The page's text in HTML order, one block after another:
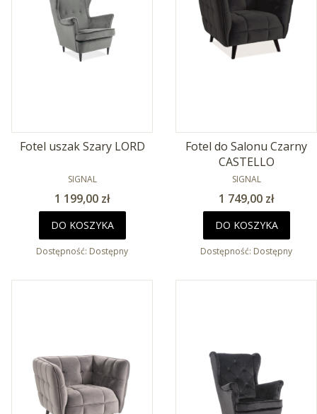
Fotel uszak Szary LORD
PRODUCENT
SIGNAL
Cena
1 199,00 zł
DO KOSZYKA
Dostępność: Dostępny
Fotel do Salonu Czarny
CASTELLO
PRODUCENT
SIGNAL
Cena
1 749,00 zł
DO KOSZYKA
Dostępność: Dostępny